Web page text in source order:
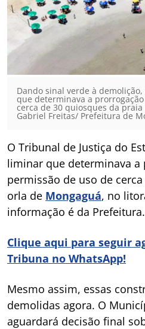
Dando sinal verde à
que determinava a
cerca de 30 quiosques da praia
Gabriel Freitas/ Prefeitura de
O Tribunal de Justiça do
liminar que determinava a
permissão de uso de
orla de Mongaguá, no
informação é da Prefeitura.
Clique aqui para seguir
Tribuna no WhatsApp!
Mesmo assim, essas
demolidas agora. O
aguardará decisão final